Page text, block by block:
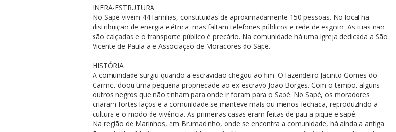
INFRA-ESTRUTURA
No Sapé vivem 44 famílias, constituídas de aproximadamente 150 pessoas. No local há
distribuição de energia elétrica, mas faltam telefones públicos e rede de esgoto. As ruas não
são calçadas e o transporte público é precário. Na comunidade há uma igreja dedicada a São
Vicente de Paula a e Associação de Moradores do Sapé.
HISTÓRIA
A comunidade surgiu quando a escravidão chegou ao fim. O fazendeiro Jacinto Gomes do
Carmo, doou uma pequena propriedade ao ex-escravo João Borges. Com o tempo, alguns
outros negros que não tinham para onde ir foram para o Sapé. No Sapé, os moradores
criaram fortes laços e a comunidade se manteve mais ou menos fechada, reproduzindo a
cultura e o modo de vivência. As primeiras casas eram feitas de pau a pique e sapé.
Na região de Marinhos, em Brumadinho, onde se encontra a comunidade, há ainda a antiga